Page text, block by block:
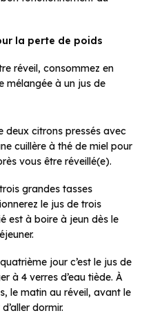
la perte de poids
réveil, consommez en
mélangée à un jus de
deux citrons pressés avec
cuillère à thé de miel pour
vous être réveillé(e).
grandes tasses
le jus de trois
est à boire à jeun dès le
jour c’est le jus de
à 4 verres d’eau tiède. À
le matin au réveil, avant le
dormir.